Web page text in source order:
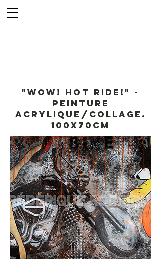
"WOW! HOT RIDE!" -
Peinture
acrylique/collage.
100x70cm